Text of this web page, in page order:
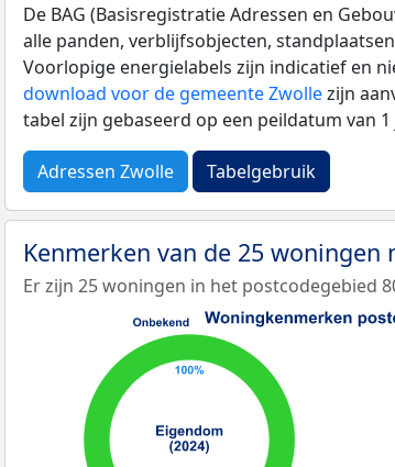
De BAG (Basisregistratie Adressen en
alle panden, verblijfsobjecten,
Voorlopige energielabels zijn indicatief en
download voor de gemeente Zwollezijn
tabel zijn gebaseerd op een peildatum van
Adressen Zwolle Tabelgebruik
Kenmerken van de 25 woningen
Er zijn 25 woningen in het postcodegebied